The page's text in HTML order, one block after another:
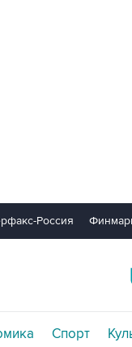
Россия
Спорт